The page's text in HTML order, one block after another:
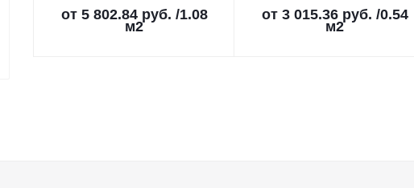
от 5 802.84 руб. /1.08
м2
от 3 015.36 руб. /0.54
м2